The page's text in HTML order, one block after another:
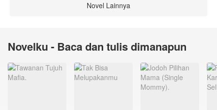
Novel Lainnya
Novelku - Baca dan tulis dimanapun